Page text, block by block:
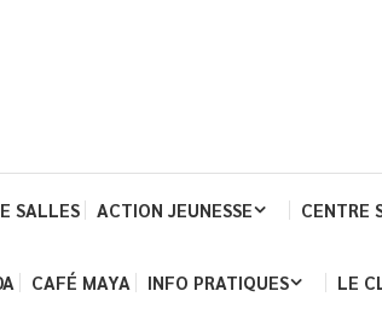
SALLES ACTION JEUNESSE CENTRE
CAFÉ MAYA INFO PRATIQUES LE